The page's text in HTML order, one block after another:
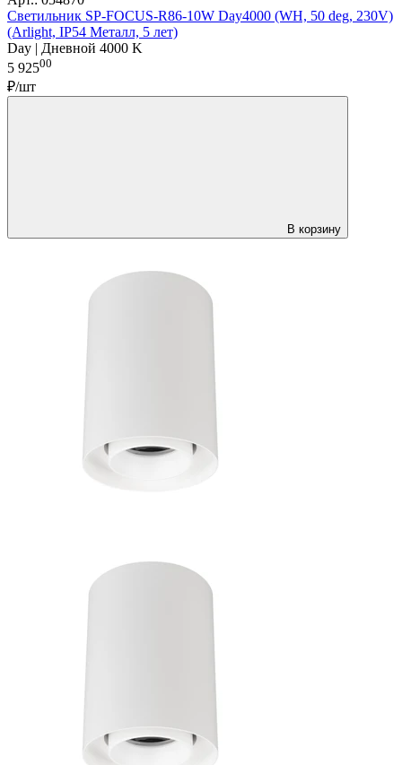
Светильник SP-FOCUS-R86-10W Day4000 (WH, 50 deg, 230V)
(Arlight, IP54 Металл, 5 лет)
Day | Дневной 4000 K
5 92500
₽/шт
В корзину